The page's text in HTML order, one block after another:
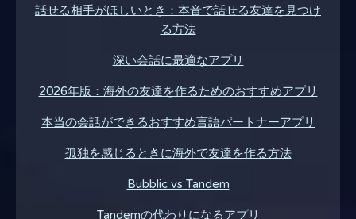
話せる相手がほしいとき：本音で話せる友達を見つけ
る方法
深い会話に最適なアプリ
2026年版：海外の友達を作るためのおすすめアプリ
本当の会話ができるおすすめ言語パートナーアプリ
孤独を感じるときに海外で友達を作る方法
Bubblic vs Tandem
Tandemの代わりになるアプリ